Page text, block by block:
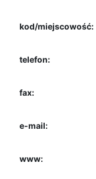
kod/miejscowość:
telefon:
fax:
e-mail:
www: